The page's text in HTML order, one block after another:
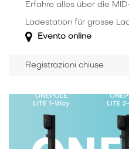
Erfahre alles über die
Ladestation für grosse
Evento online
Registrazioni chiuse